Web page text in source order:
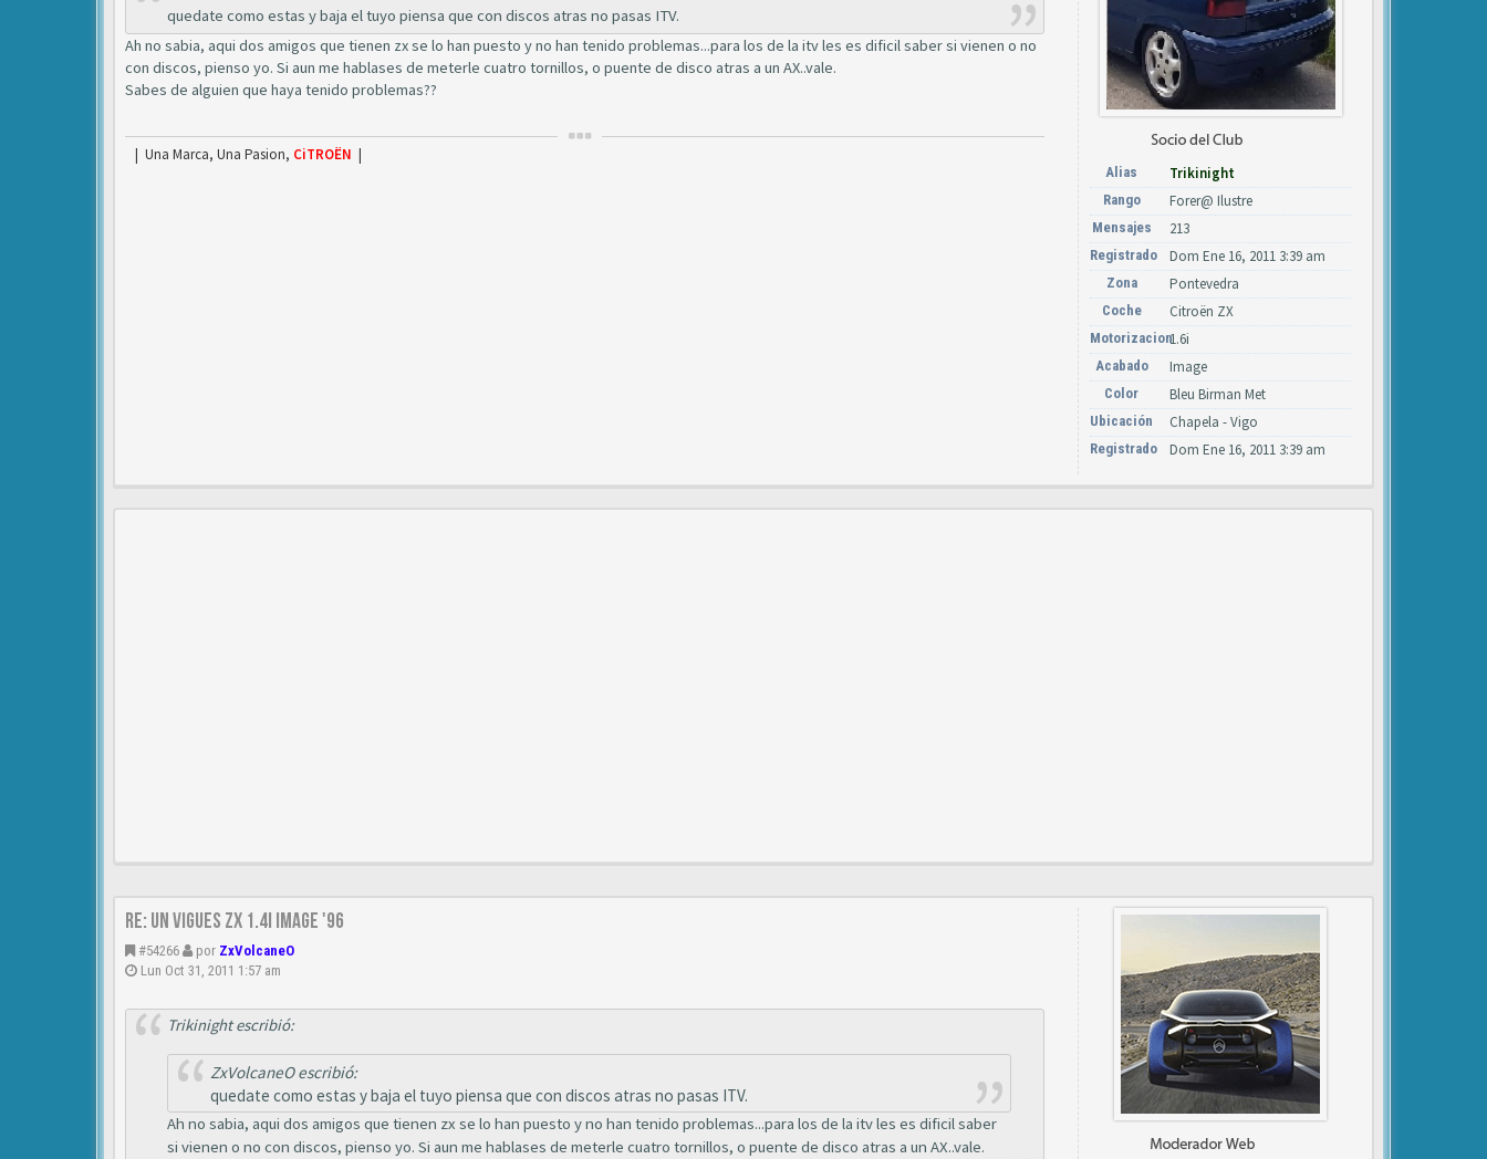
quedate como estas y baja el tuyo piensa que con discos atras no pasas ITV.
Ah no sabia, aqui dos amigos que tienen zx se lo han puesto y no han tenido problemas...para los de la itv les es dificil saber si vienen o no
con discos, pienso yo. Si aun me hablases de meterle cuatro tornillos, o puente de disco atras a un AX..vale.
Sabes de alguien que haya tenido problemas??
| Una Marca, Una Pasion, CiTROËN |
Alias Trikinight
Rango Forer@ Ilustre
Mensajes 213
Registrado Dom Ene 16, 2011 3:39 am
Zona Pontevedra
Coche Citroën ZX
Motorizacion1.6i
Acabado Image
Color Bleu Birman Met
Ubicación Chapela - Vigo
Registrado Dom Ene 16, 2011 3:39 am
Re: Un vigues ZX 1.4i IMAGE '96
#54266 por ZxVolcaneO
Lun Oct 31, 2011 1:57 am
Trikinight escribió:
ZxVolcaneO escribió:
quedate como estas y baja el tuyo piensa que con discos atras no pasas ITV.
Ah no sabia, aqui dos amigos que tienen zx se lo han puesto y no han tenido problemas...para los de la itv les es dificil saber
si vienen o no con discos, pienso yo. Si aun me hablases de meterle cuatro tornillos, o puente de disco atras a un AX..vale.